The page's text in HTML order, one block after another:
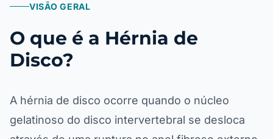
VISÃO GERAL
O que é a Hérnia de
Disco?
A hérnia de disco ocorre quando o núcleo
gelatinoso do disco intervertebral se desloca